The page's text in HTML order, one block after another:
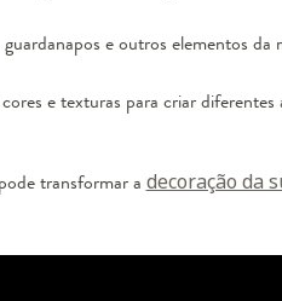
e outros elementos da
e texturas para criar diferentes
transformar a decoração da